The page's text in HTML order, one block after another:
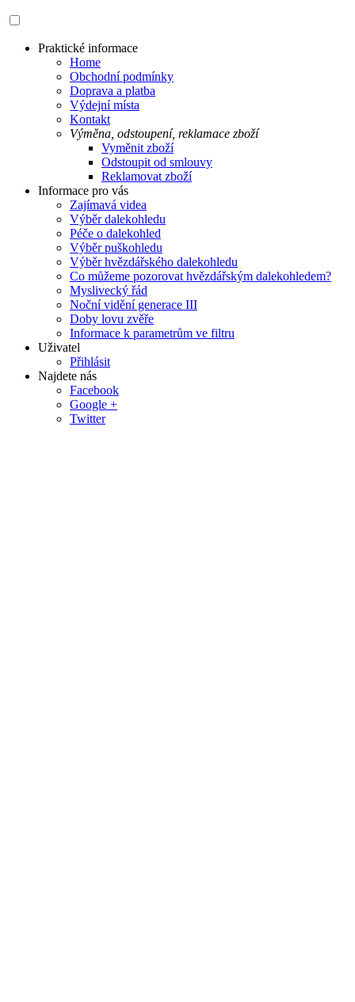
Praktické informace
Home
Obchodní podmínky
Doprava a platba
Výdejní místa
Kontakt
Výměna, odstoupení, reklamace zboží
Vyměnit zboží
Odstoupit od smlouvy
Reklamovat zboží
Informace pro vás
Zajímavá videa
Výběr dalekohledu
Péče o dalekohled
Výběr puškohledu
Výběr hvězdářského dalekohledu
Co můžeme pozorovat hvězdářským dalekohledem?
Myslivecký řád
Noční vidění generace III
Doby lovu zvěře
Informace k parametrům ve filtru
Uživatel
Přihlásit
Najdete nás
Facebook
Google +
Twitter